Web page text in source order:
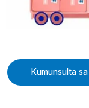
Kumunsulta